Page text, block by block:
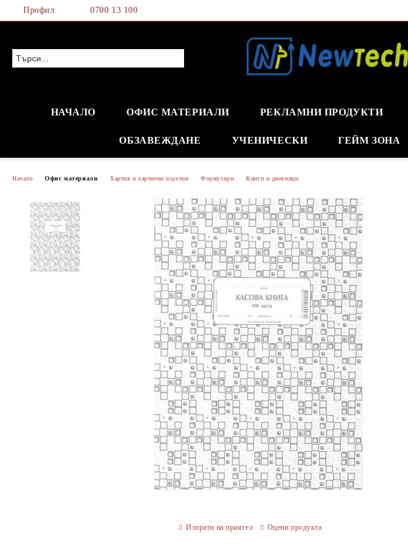
Профил 0700 13 100
НАЧАЛО ОФИС МАТЕРИАЛИ РЕКЛАМНИ ПРОДУКТИ
ОБЗАВЕЖДАНЕ УЧЕНИЧЕСКИ ГЕЙМ ЗОНА
Начало Офис материали Хартия и хартиени изделия Формуляри Книги и дневници
Изпрати на приятел Оцени продукта